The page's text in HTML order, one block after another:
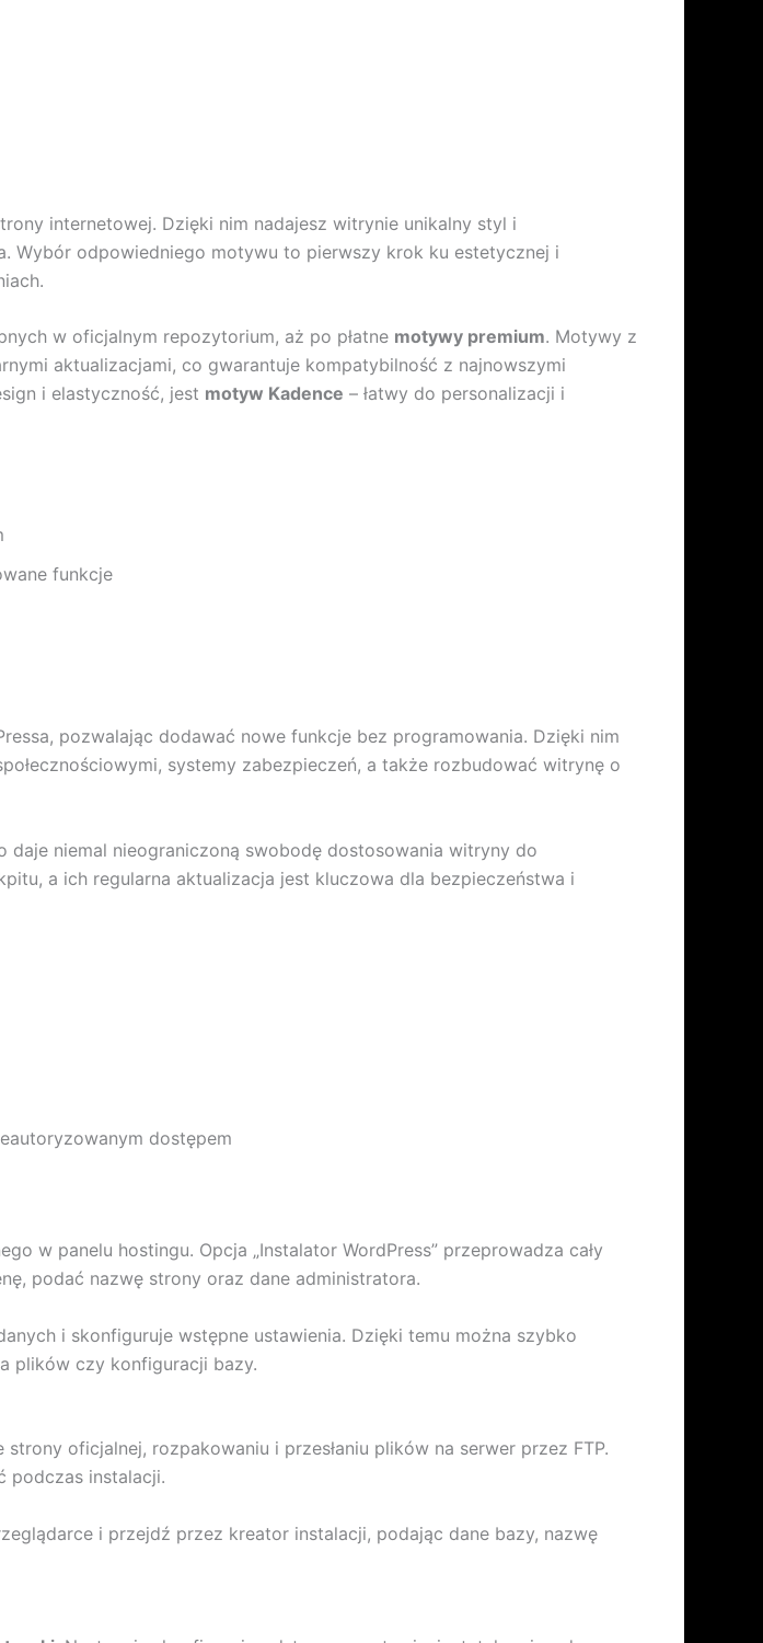
internetowej. Dzięki nim nadajesz witrynie unikalny styl i
Wybór odpowiedniego motywu to pierwszy krok ku estetycznej i
w oficjalnym repozytorium, aż po płatne motywy premium. Motywy z
aktualizacjami, co gwarantuje kompatybilność z najnowszymi
i elastyczność, jest motyw Kadence – łatwy do personalizacji i
funkcje
pozwalając dodawać nowe funkcje bez programowania. Dzięki nim
systemy zabezpieczeń, a także rozbudować witrynę o
niemal nieograniczoną swobodę dostosowania witryny do
a ich regularna aktualizacja jest kluczowa dla bezpieczeństwa i
dostępem
w panelu hostingu. Opcja „Instalator WordPress” przeprowadza cały
podać nazwę strony oraz dane administratora.
i skonfiguruje wstępne ustawienia. Dzięki temu można szybko
plików czy konfiguracji bazy.
oficjalnej, rozpakowaniu i przesłaniu plików na serwer przez FTP.
podczas instalacji.
i przejdź przez kreator instalacji, podając dane bazy, nazwę